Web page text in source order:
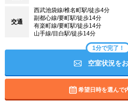
交通
西武池袋線/椎名町駅/徒歩4分
副都心線/要町駅/徒歩14分
有楽町線/要町駅/徒歩14分
山手線/目白駅/徒歩14分
1分で完了！
空室状況を
希望日時を選んで